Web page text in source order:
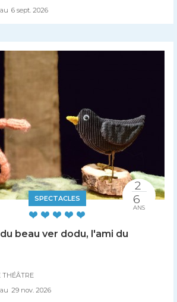
au 6 sept.2026
SPECTACLES
beau ver dodu, l'ami du
THÉÂTRE
au 29 nov.2026
2
6
ANS